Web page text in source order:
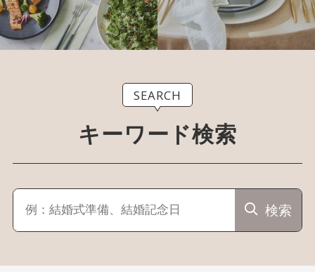
SEARCH
キーワード検索
検索